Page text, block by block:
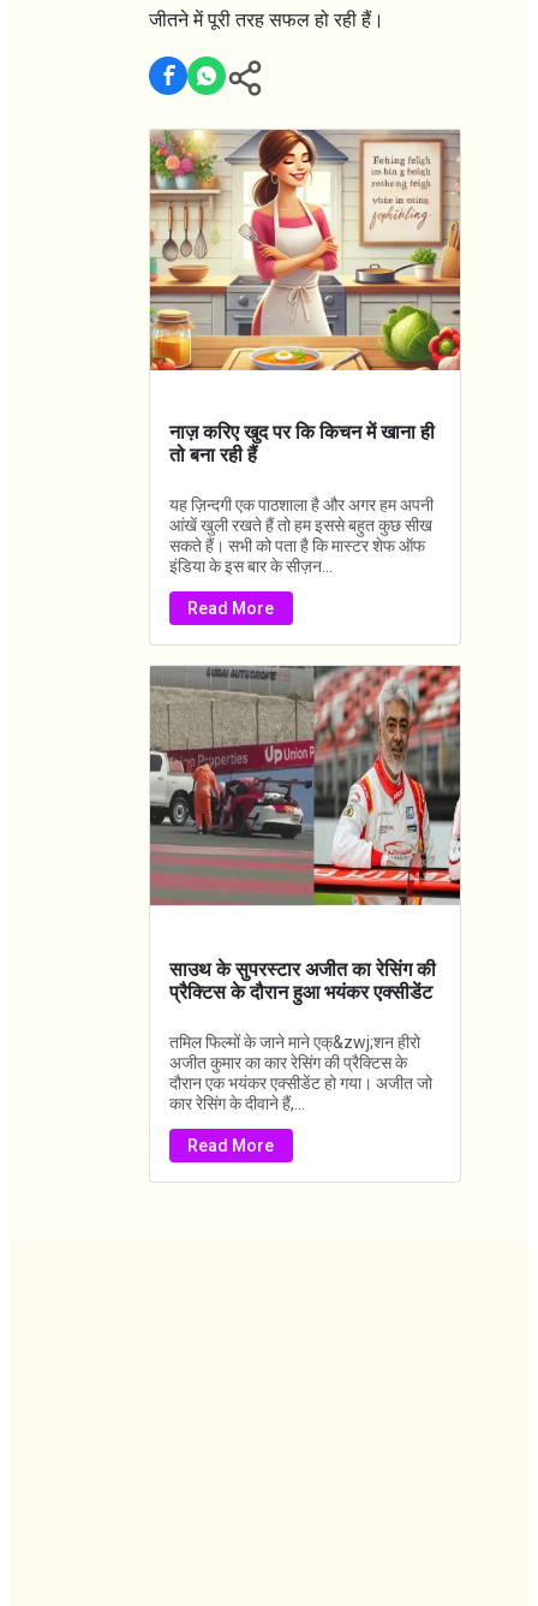
जीतने में पूरी तरह सफल हो रही हैं।
नाज़ करिए खुद पर कि किचन में खाना ही
तो बना रही हैं
यह ज़िन्दगी एक पाठशाला है और अगर हम अपनी
आंखें खुली रखते हैं तो हम इससे बहुत कुछ सीख
सकते हैं। सभी को पता है कि मास्टर शेफ ऑफ
इंडिया के इस बार के सीज़न...
Read More
साउथ के सुपरस्टार अजीत का रेसिंग की
प्रैक्टिस के दौरान हुआ भयंकर एक्सीडेंट
तमिल फिल्मों के जाने माने एक्&zwj;शन हीरो
अजीत कुमार का कार रेसिंग की प्रैक्टिस के
दौरान एक भयंकर एक्सीडेंट हो गया। अजीत जो
कार रेसिंग के दीवाने हैं,...
Read More